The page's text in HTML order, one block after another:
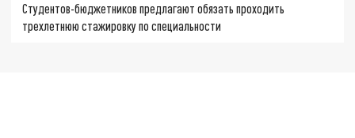
Студентов-бюджетников предлагают обязать проходить
трехлетнюю стажировку по специальности